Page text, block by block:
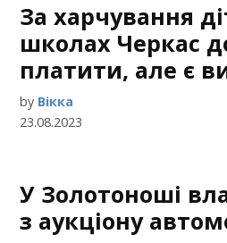
За харчування
школах Черкас
платити, але є
by Вікка
23.08.2023
У Золотоноші
з аукціону